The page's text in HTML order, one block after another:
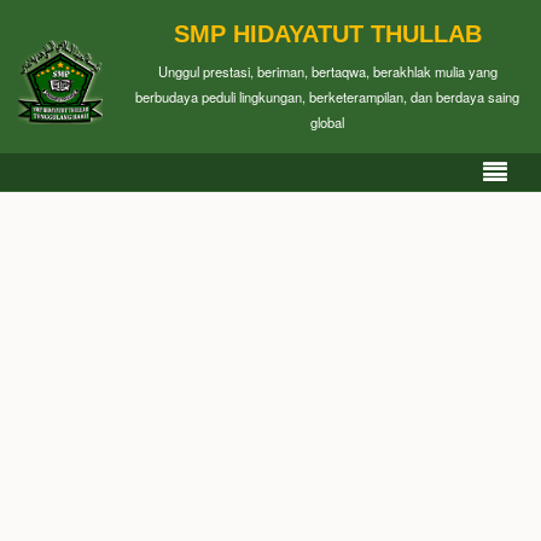
SMP HIDAYATUT THULLAB
Unggul prestasi, beriman, bertaqwa, berakhlak mulia yang
berbudaya peduli lingkungan, berketerampilan, dan berdaya saing
global